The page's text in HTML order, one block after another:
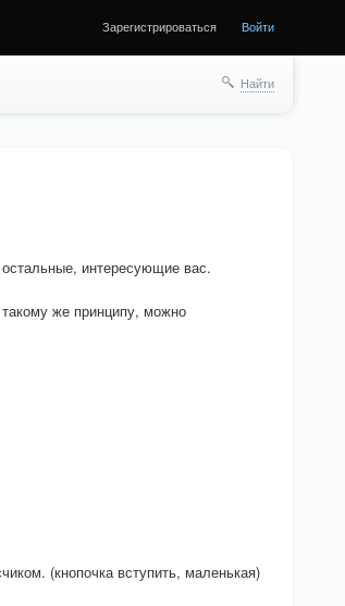
Зарегистрироваться Войти
Найти
интересующие вас.
же принципу, можно
(кнопочка вступить, маленькая)